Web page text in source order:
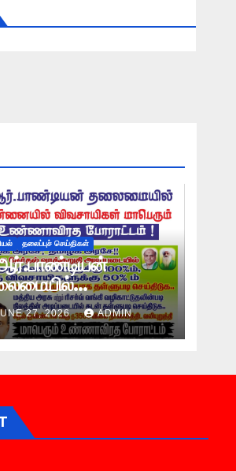
தலைப்புச் செய்திகள்
மாபெரும்
போராட்டம் !
27, 2026 ADMIN